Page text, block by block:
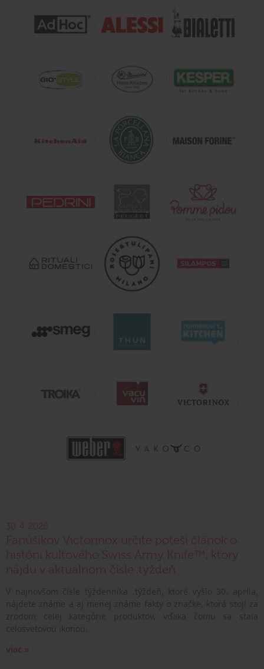
30. 4. 2026
Fanúšikov Victorinox určite poteší článok o
histórii kultového Swiss Army Knife™, ktorý
nájdu v aktuálnom čísle .týždeň
viac »